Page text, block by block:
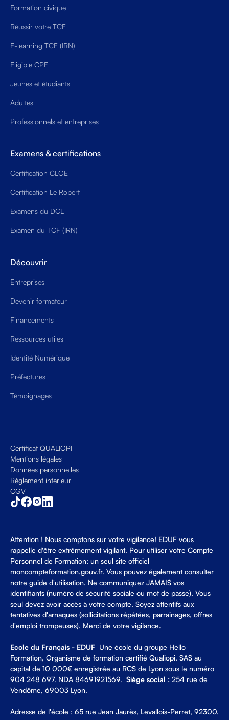
Formation civique
Réussir votre TCF
E-learning TCF (IRN)
Eligible CPF
Jeunes et étudiants
Adultes
Professionnels et entreprises
Examens & certifications
Certification CLOE
Certification Le Robert
Examens du DCL
Examen du TCF (IRN)
Découvrir
Entreprises
Devenir formateur
Financements
Ressources utiles
Identité Numérique
Préfectures
Témoignages
Certificat QUALIOPI
Mentions légales
Données personnelles
Règlement interieur
CGV
Attention ! Nous comptons sur votre vigilance! EDUF vous
rappelle d'être extrêmement vigilant. Pour utiliser votre Compte
Personnel de Formation: un seul site officiel
moncompteformation.gouv.fr. Vous pouvez également consulter
notre guide d'utilisation. Ne communiquez JAMAIS vos
identifiants (numéro de sécurité sociale ou mot de passe). Vous
seul devez avoir accès à votre compte. Soyez attentifs aux
tentatives d'arnaques (sollicitations répétées, parrainages, offres
d'emploi trompeuses). Merci de votre vigilance.
Ecole du Français - EDUF Une école du groupe Hello
Formation, Organisme de formation certifié Qualiopi, SAS au
capital de 10 000€ enregistrée au RCS de Lyon sous le numéro
904 248 697. NDA 84691921569. Siège social : 254 rue de
Vendôme, 69003 Lyon.
Adresse de l'école : 65 rue Jean Jaurès, Levallois-Perret, 92300.